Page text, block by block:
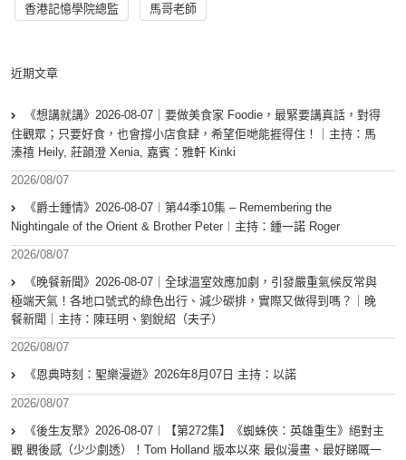
香港記憶學院總監 馬哥老師
近期文章
《想講就講》2026-08-07｜要做美食家 Foodie，最緊要講真話，對得
住觀眾；只要好食，也會撐小店食肆，希望佢哋能捱得住！｜主持：馬
溱禧 Heily, 莊韻澄 Xenia, 嘉賓：雅軒 Kinki
2026/08/07
《爵士鍾情》2026-08-07︱第44季10集 – Remembering the
Nightingale of the Orient & Brother Peter︱主持：鍾一諾 Roger
2026/08/07
《晚餐新聞》2026-08-07｜全球溫室效應加劇，引發嚴重氣候反常與
極端天氣！各地口號式的綠色出行、減少碳排，實際又做得到嗎？｜晚
餐新聞｜主持：陳珏明、劉銳紹（夫子）
2026/08/07
《恩典時刻：聖樂漫遊》2026年8月07日 主持：以諾
2026/08/07
《後生友聚》2026-08-07︱【第272集】《蜘蛛俠：英雄重生》絕對主
觀 觀後感（少少劇透）！Tom Holland 版本以來 最似漫畫、最好睇嘅一